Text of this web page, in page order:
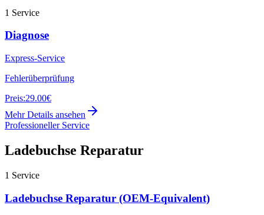
1 Service
Diagnose
Express-Service
Fehlerüberprüfung
Preis:29.00€
Mehr Details ansehen
Professioneller Service
Ladebuchse Reparatur
1 Service
Ladebuchse Reparatur (OEM-Equivalent)